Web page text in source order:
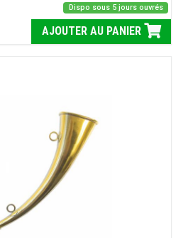
Dispo sous 5 jours ouvrés
AJOUTER AU PANIER